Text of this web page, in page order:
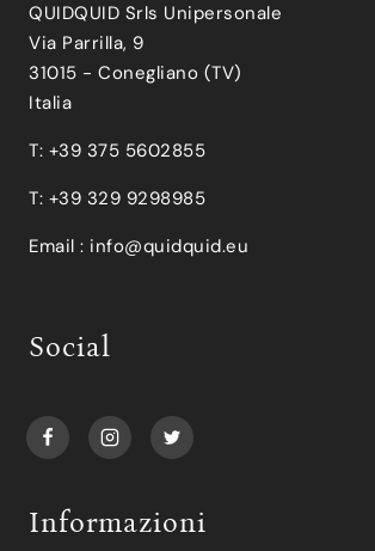
QUIDQUID Srls Unipersonale
Via Parrilla, 9
31015 - Conegliano (TV)
Italia
T: +39 375 5602855
T: +39 329 9298985
Email : info@quidquid.eu
Social
Informazioni